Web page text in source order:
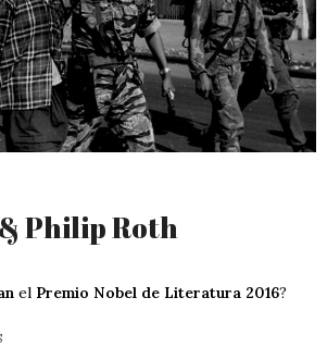
Philip Roth
el Premio Nobel de Literatura 2016?